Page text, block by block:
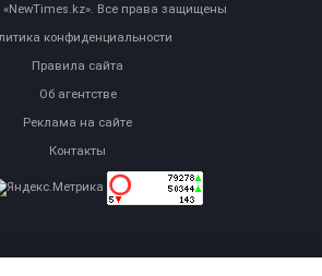
«NewTimes.kz». Все права защищены
конфиденциальности
Правила сайта
Об агентстве
Реклама на сайте
Контакты